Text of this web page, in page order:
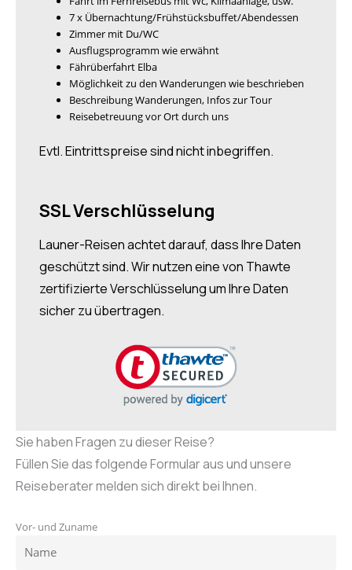
Sie haben Fragen zu dieser Reise?
Füllen Sie das folgende Formular aus und unsere
Reiseberater melden sich direkt bei Ihnen.
Vor- und Zuname
7 x Übernachtung/Frühstücksbuffet/Abendessen
Zimmer mit Du/WC
Ausflugsprogramm wie erwähnt
Fährüberfahrt Elba
Möglichkeit zu den Wanderungen wie beschrieben
Beschreibung Wanderungen, Infos zur Tour
Reisebetreuung vor Ort durch uns
Evtl. Eintrittspreise sind nicht inbegriffen.
SSL Verschlüsselung
Launer-Reisen achtet darauf, dass Ihre Daten
geschützt sind. Wir nutzen eine von Thawte
zertifizierte Verschlüsselung um Ihre Daten
sicher zu übertragen.